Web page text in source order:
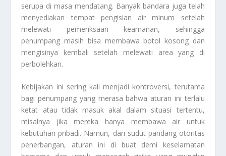
serupa di masa mendatang. Banyak bandara juga telah
menyediakan tempat pengisian air minum setelah
melewati pemeriksaan keamanan, sehingga
penumpang masih bisa membawa botol kosong dan
mengisinya kembali setelah melewati area yang di
perbolehkan.
Kebijakan ini sering kali menjadi kontroversi, terutama
bagi penumpang yang merasa bahwa aturan ini terlalu
ketat atau tidak masuk akal dalam situasi tertentu,
misalnya jika mereka hanya membawa air untuk
kebutuhan pribadi. Namun, dari sudut pandang otoritas
penerbangan, aturan ini di buat demi keselamatan